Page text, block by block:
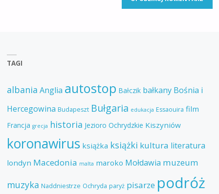
TAGI
albania Anglia autostop Bałczik bałkany Bośnia i
Hercegowina Budapeszt Bułgaria edukacja Essaouira film
Francja grecja historia Jezioro Ochrydzkie Kiszyniów
koronawirus książka książki kultura literatura
londyn Macedonia malta maroko Mołdawia muzeum
muzyka Naddniestrze Ochryda paryż pisarze podróż